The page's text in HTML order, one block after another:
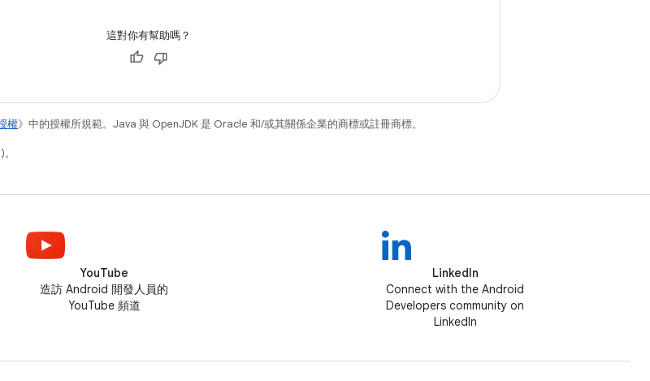
這對你有幫助嗎？
權》中的授權所規範。Java 與 OpenJDK 是 Oracle 和/或其關係企業的商標或註冊商標。
YouTube
造訪 Android 開發人員的
YouTube 頻道
LinkedIn
Connect with the Android
Developers community on
LinkedIn